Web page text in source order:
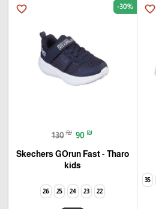
favorite_border
35
favorite_border -30%
130 ₪ 90 ₪
Skechers GOrun Fast - Tharo
kids
22
23
24
25
26